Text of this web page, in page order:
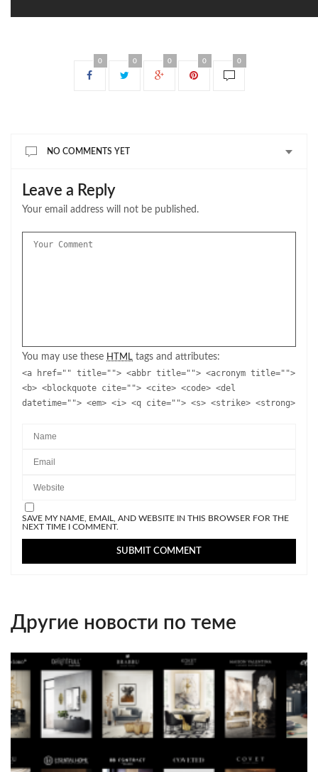
0 0 0 0 0
NO COMMENTS YET
Leave a Reply
Your email address will not be published.
You may use these HTML tags and attributes:
<a href="" title=""> <abbr title=""> <acronym title="">
<b> <blockquote cite=""> <cite> <code> <del
datetime=""> <em> <i> <q cite=""> <s> <strike> <strong>
SAVE MY NAME, EMAIL, AND WEBSITE IN THIS BROWSER FOR THE
NEXT TIME I COMMENT.
Другие новости по теме